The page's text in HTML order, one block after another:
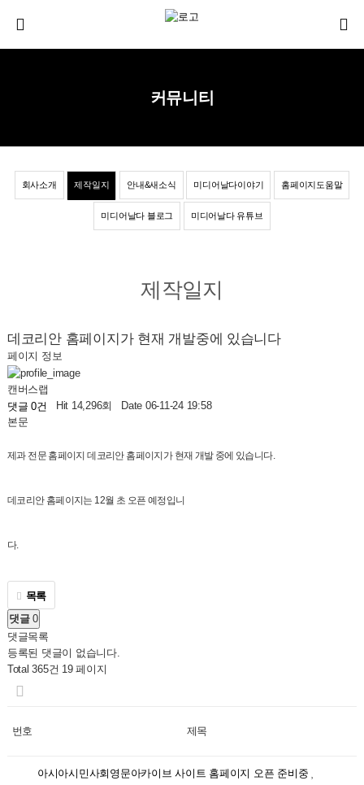
회사소개 제작일지 안내&새소식 미디어날다이야기 홈페이지도움말
미디어날다 블로그 미디어날다 유튜브
커뮤니티
제작일지
데코리안 홈페이지가 현재 개발중에 있습니다
페이지 정보
캔버스랩
댓글 0건
Hit 14,296회
Date 06-11-24 19:58
본문
제과 전문 홈페이지 데코리안 홈페이지가 현재 개발 중에 있습니다.
데코리안 홈페이지는 12월 초 오픈 예정입니
다.
목록
댓글0
댓글목록
등록된 댓글이 없습니다.
Total 365건 19 페이지
번호 제목
아시아시민사회영문아카이브 사이트 홈페이지 오픈 준비중